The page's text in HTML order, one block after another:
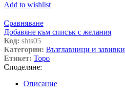
Add to wishlist
Сравняване
Добавяне към списък с желания
Код: shts05
Категории: Възглавници и завивки
Етикет: Торо
Споделяне:
Описание